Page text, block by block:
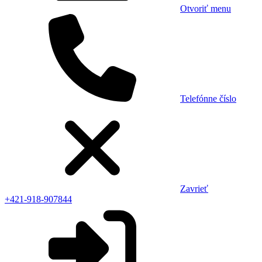
Otvoriť menu
Telefónne číslo
Zavrieť
+421-918-907844